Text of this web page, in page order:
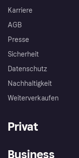
Karriere
AGB
Presse
Sicherheit
Datenschutz
Nachhaltigkeit
Weiterverkaufen
Privat
Business